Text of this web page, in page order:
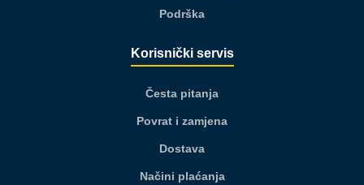
Podrška
Korisnički servis
Česta pitanja
Povrat i zamjena
Dostava
Načini plaćanja